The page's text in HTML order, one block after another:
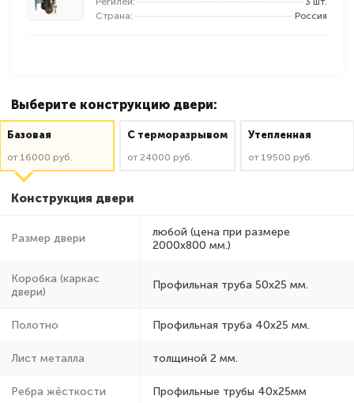
Страна:
Россия
Выберите конструкцию двери:
Базовая
от 16000 руб.
C терморазрывом
от 24000 руб.
Утепленная
от 19500 руб.
Конструкция двери
Размер двери
любой (цена при размере
2000x800 мм.)
Коробка (каркас
двери)
Профильная труба 50х25 мм.
Полотно Профильная труба 40х25 мм.
Лист металла толщиной 2 мм.
Ребра жёсткости Профильные трубы 40х25мм